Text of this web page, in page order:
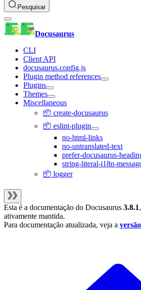
Pesquisar
Docusaurus
CLI
Client API
docusaurus.config.js
Plugin method references
Plugins
Themes
Miscellaneous
📦 create-docusaurus
📦 eslint-plugin
no-html-links
no-untranslated-text
prefer-docusaurus-
string-literal-i18n-
📦 logger
Esta é a documentação do Docusaurus 3.8.1
ativamente mantida.
Para documentação atualizada, veja a